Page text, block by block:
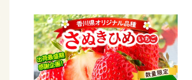
ーシー 糖度が高い 先行受付 先行予
約 季節限定 旬 おすすめ|_mk006-1
34